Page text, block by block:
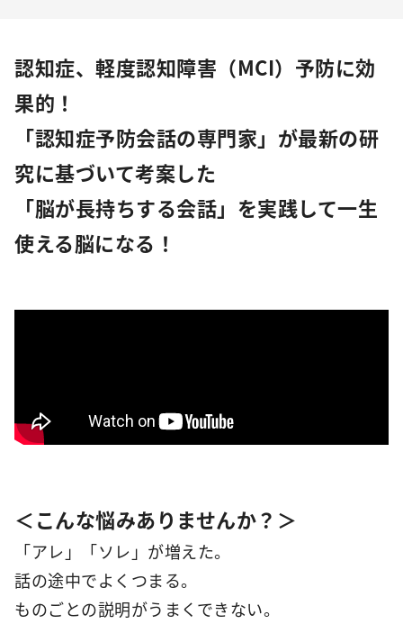
認知症、軽度認知障害（MCI）予防に効
果的！
「認知症予防会話の専門家」が最新の研
究に基づいて考案した
「脳が長持ちする会話」を実践して一生
使える脳になる！
＜こんな悩みありませんか？＞
「アレ」「ソレ」が増えた。
話の途中でよくつまる。
ものごとの説明がうまくできない。